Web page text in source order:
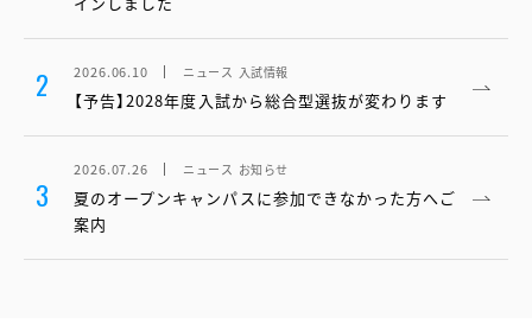
2 2026.06.10 ニュース 入試情報
【予告】2028年度入試から総合型選抜が変わります
3
2026.07.26 ニュース お知らせ
夏のオープンキャンパスに参加できなかった方へご
案内